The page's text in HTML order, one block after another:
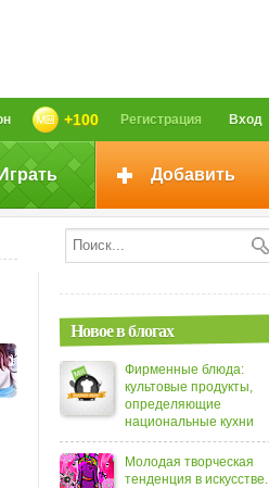
Вход
Регистрация
+100
Добавить
Новое в блогах
Фирменные блюда:
культовые продукты,
определяющие
национальные кухни
Молодая творческая
тенденция в искусстве.